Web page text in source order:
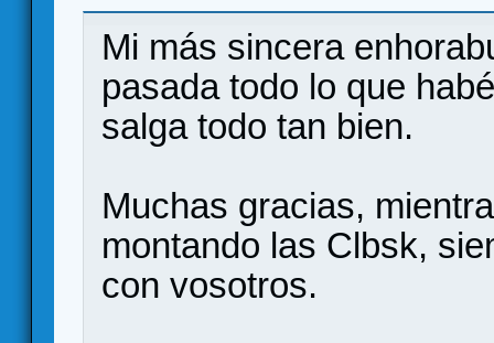
Mi más sincera
pasada todo lo que
salga todo tan bien.
Muchas gracias,
montando las Clbsk,
con vosotros.